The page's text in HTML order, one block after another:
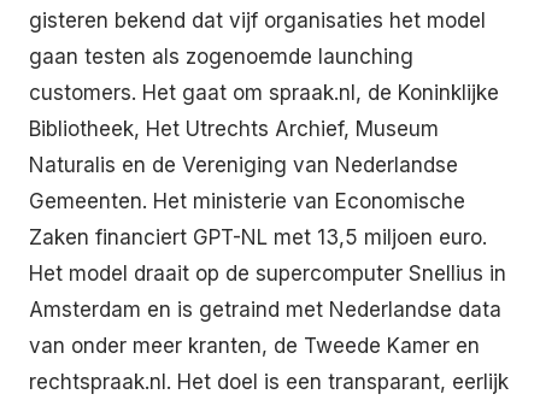
gisteren bekend dat vijf organisaties het model
gaan testen als zogenoemde launching
customers. Het gaat om spraak.nl, de Koninklijke
Bibliotheek, Het Utrechts Archief, Museum
Naturalis en de Vereniging van Nederlandse
Gemeenten. Het ministerie van Economische
Zaken financiert GPT-NL met 13,5 miljoen euro.
Het model draait op de supercomputer Snellius in
Amsterdam en is getraind met Nederlandse data
van onder meer kranten, de Tweede Kamer en
rechtspraak.nl. Het doel is een transparant, eerlijk